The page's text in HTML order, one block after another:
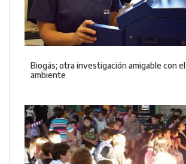
Biogás; otra investigación amigable con
ambiente